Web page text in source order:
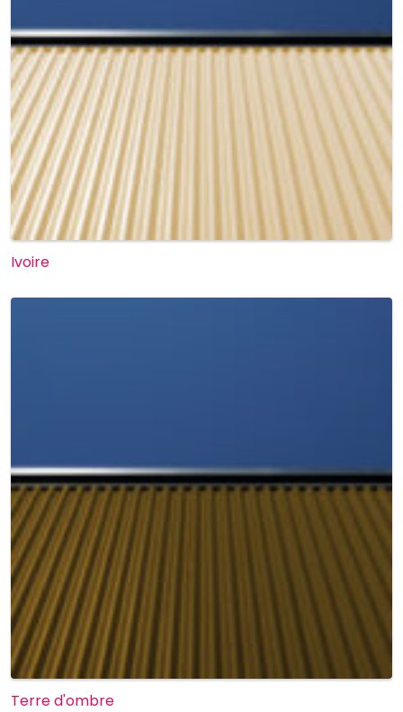
Ivoire
Terre d'ombre